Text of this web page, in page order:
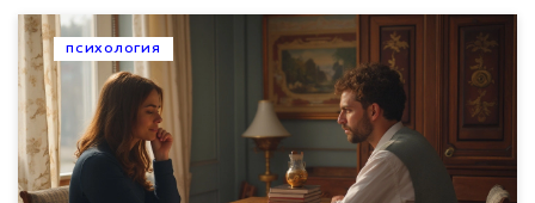
в определении зарплаты психолога. Понимание этих
аспектов поможет сделать осознанный выбор
профессионального пути. Вы также найдете советы
для повышения квалификации и оптимизации
доходов.
ПСИХОЛОГИЯ